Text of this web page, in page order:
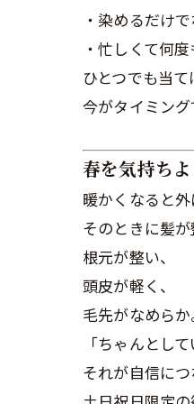
・染めるだけ
・忙しくて何
ひとつでも当て
今がタイミング
春を気持ち
暖かくなると外
そのときに髪
根元が整い、
頭皮が軽く、
毛先がなめらか
「ちゃんとし
それが自信につ